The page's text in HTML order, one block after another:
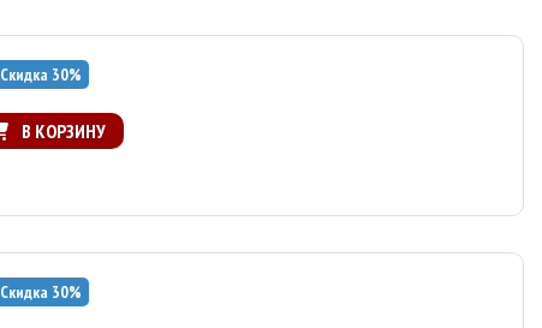
Скидка 30%
В КОРЗИНУ
Скидка 30%